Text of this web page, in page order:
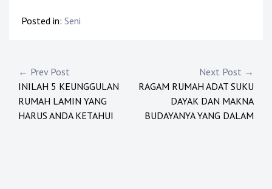
Posted in: Seni
Post
navigation
← Prev Post
INILAH 5 KEUNGGULAN
RUMAH LAMIN YANG
HARUS ANDA KETAHUI
Next Post →
RAGAM RUMAH ADAT SUKU
DAYAK DAN MAKNA
BUDAYANYA YANG DALAM